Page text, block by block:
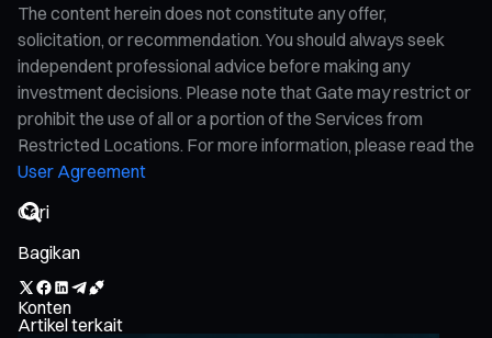
The content herein does not constitute any offer,
solicitation, or recommendation. You should always seek
independent professional advice before making any
investment decisions. Please note that Gate may restrict or
prohibit the use of all or a portion of the Services from
Restricted Locations. For more information, please read the
User Agreement
Bagikan
Konten
Artikel terkait